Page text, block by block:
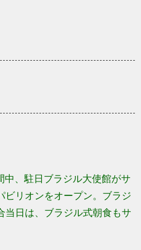
中、駐日ブラジル大使館がサ
ビリオンをオープン。ブラジ
当日は、ブラジル式朝食もサ